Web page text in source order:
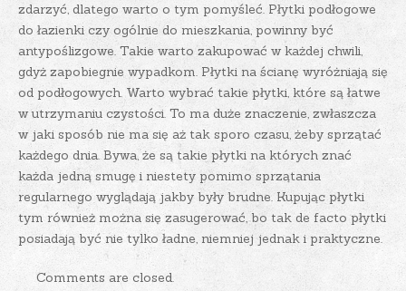
zdarzyć, dlatego warto o tym pomyśleć. Płytki podłogowe
do łazienki czy ogólnie do mieszkania, powinny być
antypoślizgowe. Takie warto zakupować w każdej chwili,
gdyż zapobiegnie wypadkom. Płytki na ścianę wyróżniają się
od podłogowych. Warto wybrać takie płytki, które są łatwe
w utrzymaniu czystości. To ma duże znaczenie, zwłaszcza
w jaki sposób nie ma się aż tak sporo czasu, żeby sprzątać
każdego dnia. Bywa, że są takie płytki na których znać
każda jedną smugę i niestety pomimo sprzątania
regularnego wyglądają jakby były brudne. Kupując płytki
tym również można się zasugerować, bo tak de facto płytki
posiadają być nie tylko ładne, niemniej jednak i praktyczne.
Comments are closed.